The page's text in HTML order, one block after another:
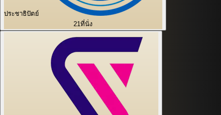
ประชาธิปัตย์
21ที่นั่ง